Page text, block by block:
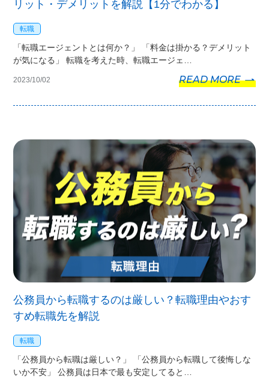
リット・デメリットを解説【1分でわかる】
転職
「転職エージェントとは何か？」 「料金は掛かる？デメリット
が気になる」 転職を考えた時、転職エージェ…
2023/10/02 READ MORE
公務員から転職するのは厳しい？転職理由やおす
すめ転職先を解説
転職
「公務員から転職は厳しい？」 「公務員から転職して後悔しな
いか不安」 公務員は日本で最も安定してると…